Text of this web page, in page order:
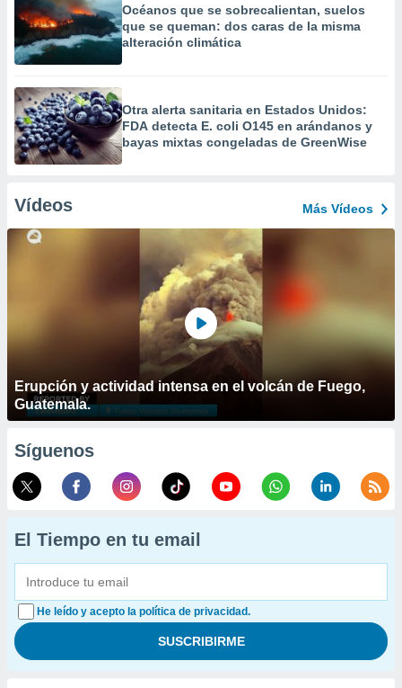
Océanos que se sobrecalientan, suelos
que se queman: dos caras de la misma
alteración climática
Otra alerta sanitaria en Estados Unidos:
FDA detecta E. coli O145 en arándanos y
bayas mixtas congeladas de GreenWise
Vídeos Más Vídeos
Erupción y actividad intensa en el volcán de Fuego,
Guatemala.
Síguenos
El Tiempo en tu email
He leído y acepto la política de privacidad.